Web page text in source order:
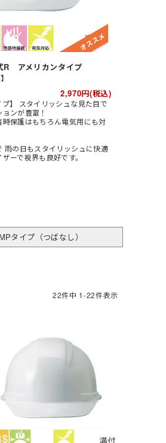
R アメリカンタイプ
2,970円(税込)
プ】 スタイリッシュな見た目で
ンが豊富！
保護はもちろん電気用にも対
雨の日もスタイリッシュに快適
ーで視界も良好です。
MPタイプ（つばなし）
22件中 1-22件表示